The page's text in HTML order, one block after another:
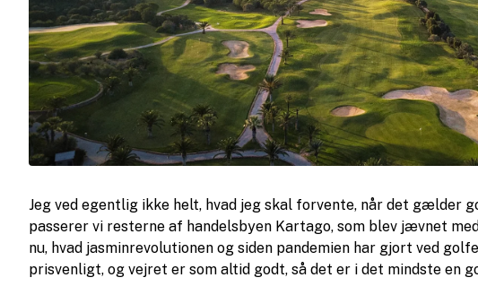
Jeg ved egentlig ikke helt, hvad jeg skal forvente, når det gælder
passerer vi resterne af handelsbyen Kartago, som blev jævnet
nu, hvad jasminrevolutionen og siden pandemien har gjort ved
prisvenligt, og vejret er som altid godt, så det er i det mindste en